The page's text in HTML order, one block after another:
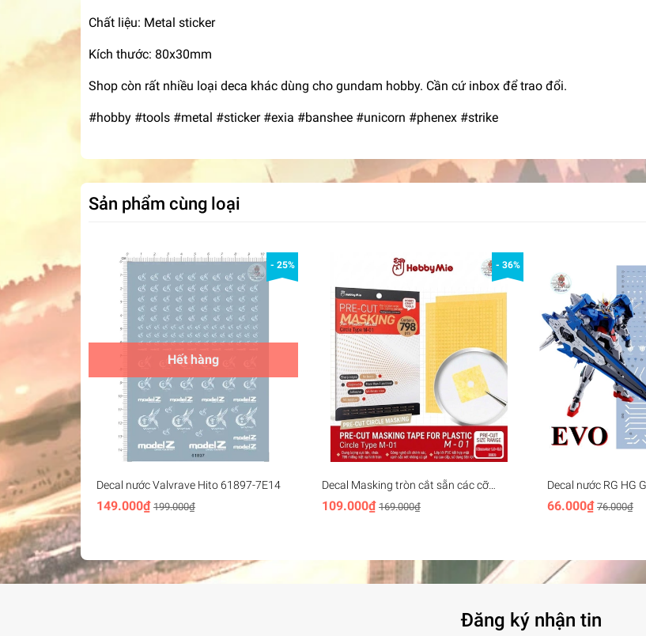
Chất liệu: Metal sticker
Kích thước: 80x30mm
Shop còn rất nhiều loại deca khác dùng cho gundam hobby. Cần cứ inbox để trao đổi.
#hobby #tools #metal #sticker #exia #banshee #unicorn #phenex #strike
Sản phẩm cùng loại
- 25%
Hết hàng
Decal nước Valvrave Hito 61897-7E14
149.000₫ 199.000₫
- 36%
Decal Masking tròn cắt sẵn các cỡ
Hobby Mio Pre-cut Masking Paper
Round M01
109.000₫ 169.000₫
Decal nước RG HG
XN 7s Seven sword
sticker các loại
66.000₫ 76.000₫
Đăng ký nhận tin